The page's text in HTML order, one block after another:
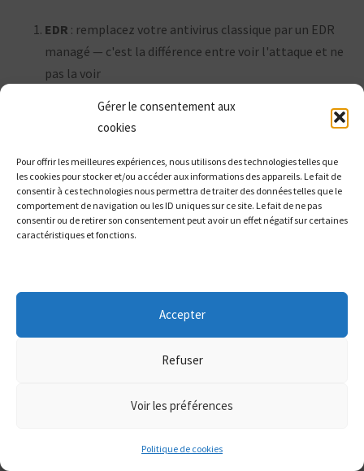
Gérer le consentement aux
cookies
Pour offrir les meilleures expériences, nous utilisons des technologies telles que
les cookies pour stocker et/ou accéder aux informations des appareils. Le fait de
consentir à ces technologies nous permettra de traiter des données telles que le
comportement de navigation ou les ID uniques sur ce site. Le fait de ne pas
consentir ou de retirer son consentement peut avoir un effet négatif sur certaines
caractéristiques et fonctions.
Accepter
Refuser
Voir les préférences
Politique de cookies
EDR : remplacez votre antivirus classique par un EDR
managé — c'est la différence entre voir l'attaque et ne
pas la voir
Patch Management: automatisez vos mises à jour et
auditez vos logiciels non patchés dès cette semaine
Vous n'avez pas besoin d'être expert en informatique pour
protéger votre entreprise. Vous avez besoin d'un partenaire
Un audit de sécurité initial est
votre entreprise. Ne laissez pas la porte ouverte.